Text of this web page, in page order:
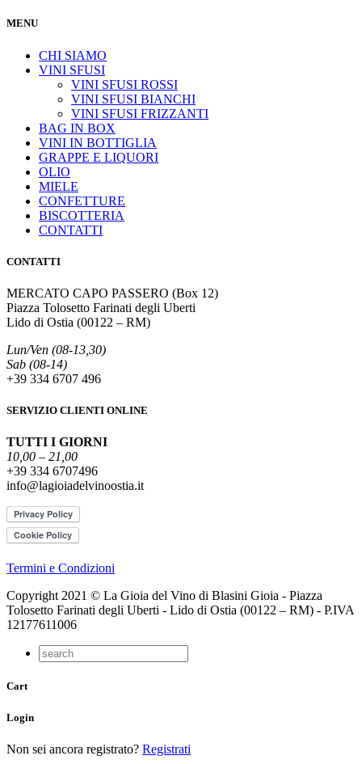
MENU
CHI SIAMO
VINI SFUSI
VINI SFUSI ROSSI
VINI SFUSI BIANCHI
VINI SFUSI FRIZZANTI
BAG IN BOX
VINI IN BOTTIGLIA
GRAPPE E LIQUORI
OLIO
MIELE
CONFETTURE
BISCOTTERIA
CONTATTI
CONTATTI
MERCATO CAPO PASSERO (Box 12)
Piazza Tolosetto Farinati degli Uberti
Lido di Ostia (00122 – RM)
Lun/Ven (08-13,30)
Sab (08-14)
+39 334 6707 496
SERVIZIO CLIENTI ONLINE
TUTTI I GIORNI
10,00 – 21,00
+39 334 6707496
info@lagioiadelvinoostia.it
Termini e Condizioni
Copyright 2021 © La Gioia del Vino di Blasini Gioia - Piazza
Tolosetto Farinati degli Uberti - Lido di Ostia (00122 – RM) - P.IVA
12177611006
Cart
Login
Non sei ancora registrato? Registrati